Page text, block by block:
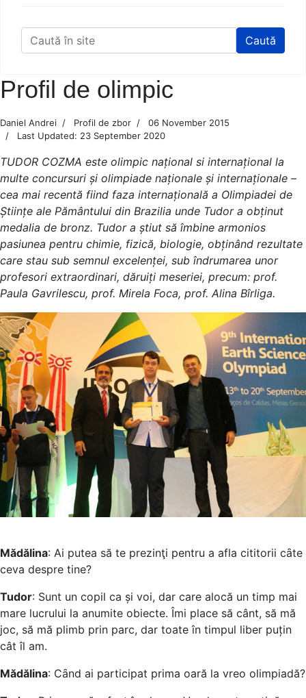
Caută
Profil de olimpic
Daniel Andrei Profil de zbor
06 November 2015
Last Updated: 23 September 2020
TUDOR COZMA este olimpic național si internațional la
multe concursuri și olimpiade naționale și internaționale –
cea mai recentă fiind faza internațională a Olimpiadei de
Științe ale Pământului din Brazilia unde Tudor a obținut
medalia de bronz. Tudor a știut să îmbine armonios
pasiunea pentru chimie, fizică, biologie, obținând rezultate
care stau sub semnul excelenței, sub îndrumarea unor
profesori extraordinari, dăruiți meseriei, precum: prof.
Paula Gavrilescu, prof. Mirela Foca, prof. Alina Bîrliga.
Mădălina: Ai putea să te prezinţi pentru a afla cititorii cȃte
ceva despre tine?
Tudor: Sunt un copil ca și voi, dar care alocă un timp mai
mare lucrului la anumite obiecte. Îmi place să cânt, să mă
joc, să mă plimb prin parc, dar toate în timpul liber puțin
cât îl am.
Mădălina: Cȃnd ai participat prima oară la vreo olimpiadă?